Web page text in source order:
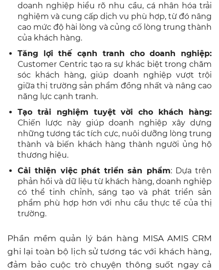
doanh nghiệp hiểu rõ nhu cầu, cá nhân hóa trải
nghiệm và cung cấp dịch vụ phù hợp, từ đó nâng
cao mức độ hài lòng và củng cố lòng trung thành
của khách hàng.
Tăng lợi thế cạnh tranh cho doanh nghiệp:
Customer Centric tạo ra sự khác biệt trong chăm
sóc khách hàng, giúp doanh nghiệp vượt trội
giữa thị trường sản phẩm đồng nhất và nâng cao
năng lực cạnh tranh.
Tạo trải nghiệm tuyệt vời cho khách hàng:
Chiến lược này giúp doanh nghiệp xây dựng
những tương tác tích cực, nuôi dưỡng lòng trung
thành và biến khách hàng thành người ủng hộ
thương hiệu.
Cải thiện việc phát triển sản phẩm: Dựa trên
phản hồi và dữ liệu từ khách hàng, doanh nghiệp
có thể tinh chỉnh, sáng tạo và phát triển sản
phẩm phù hợp hơn với nhu cầu thực tế của thị
trường.
Phần mềm quản lý bán hàng MISA AMIS CRM
ghi lại toàn bộ lịch sử tương tác với khách hàng,
đảm bảo cuộc trò chuyện thông suốt ngay cả